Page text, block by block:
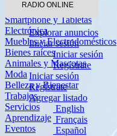
RADIO ONLINE
Explorar anuncios
Iniciar sesión
Iniciar sesión
Regístrate
Iniciar sesión
Regístrate
Agregar listado
English
Français
Español
Automóviles
Smartphone y Tabletas
Electrónica
Muebles y Electrodomésticos
Bienes raíces
Animales y Mascotas
Moda
Belleza y Bienestar
Trabajos
Servicios
Aprendizaje
Eventos